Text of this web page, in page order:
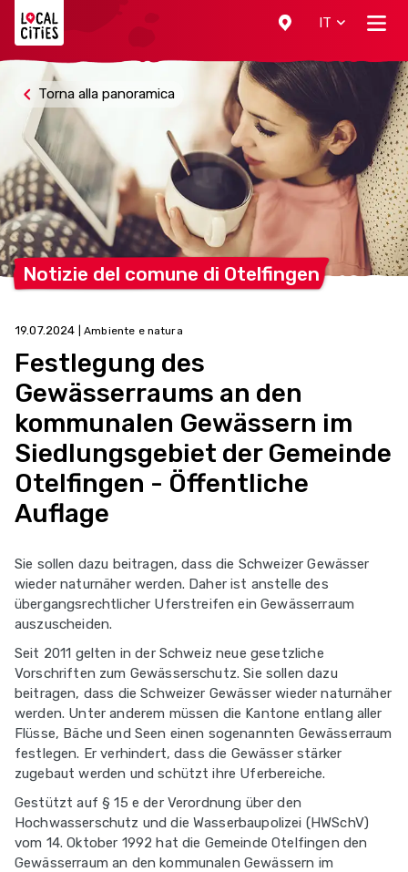
IT
Torna alla panoramica
Notizie del comune di Otelfingen
19.07.2024 | Ambiente e natura
Festlegung des
Gewässerraums an den
kommunalen Gewässern im
Siedlungsgebiet der Gemeinde
Otelfingen - Öffentliche
Auflage
Sie sollen dazu beitragen, dass die Schweizer Gewässer
wieder naturnäher werden. Daher ist anstelle des
übergangsrechtlicher Uferstreifen ein Gewässerraum
auszuscheiden.
Seit 2011 gelten in der Schweiz neue gesetzliche
Vorschriften zum Gewässerschutz. Sie sollen dazu
beitragen, dass die Schweizer Gewässer wieder naturnäher
werden. Unter anderem müssen die Kantone entlang aller
Flüsse, Bäche und Seen einen sogenannten Gewässerraum
festlegen. Er verhindert, dass die Gewässer stärker
zugebaut werden und schützt ihre Uferbereiche.
Gestützt auf § 15 e der Verordnung über den
Hochwasserschutz und die Wasserbaupolizei (HWSchV)
vom 14. Oktober 1992 hat die Gemeinde Otelfingen den
Gewässerraum an den kommunalen Gewässern im